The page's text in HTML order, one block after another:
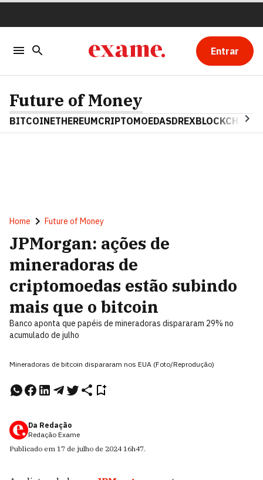
Entrar
Future of Money
BITCOINETHEREUMCRIPTOMOEDASDREXBLOCKCHAIN
Home Future of Money
JPMorgan: ações de
mineradoras de
criptomoedas estão subindo
mais que o bitcoin
Banco aponta que papéis de mineradoras dispararam 29% no
acumulado de julho
Mineradoras de bitcoin dispararam nos EUA (Foto/Reprodução)
Da Redação
Redação Exame
Publicado em 17 de julho de 2024 16h47.